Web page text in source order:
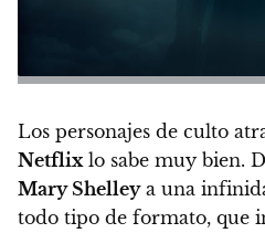
Los personajes de culto
Netflixlo sabe muy bien.
Mary Shelleya una
todo tipo de formato, que